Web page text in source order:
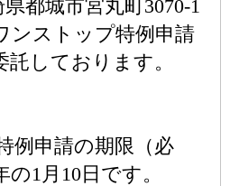
都城市宮丸町3070-1
ンストップ特例申請
しております。
例申請の期限（必
1月10日です。